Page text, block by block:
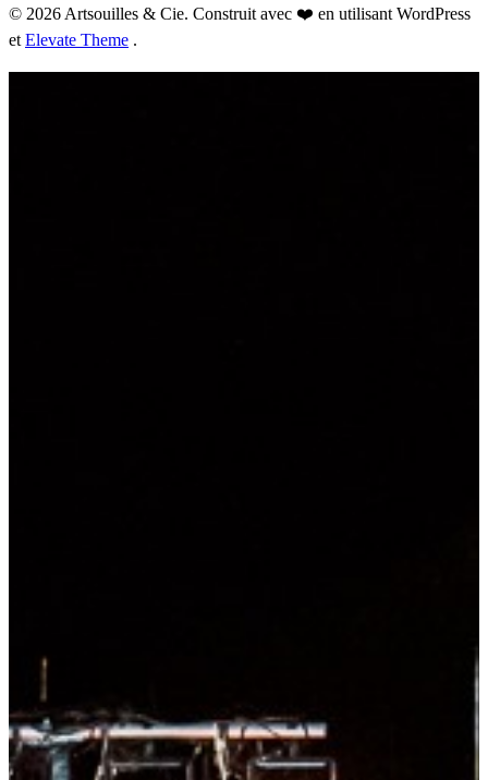
© 2026 Artsouilles & Cie. Construit avec ❤️ en utilisant WordPress
et Elevate Theme .